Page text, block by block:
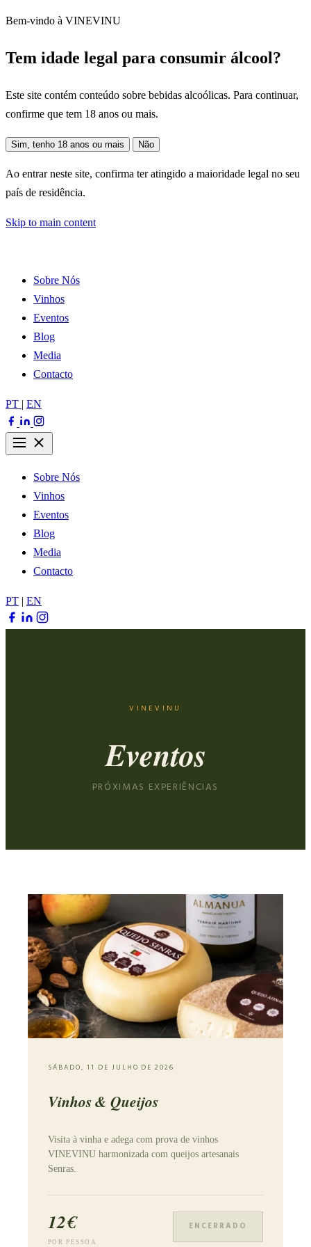
Bem-vindo à VINEVINU
Tem idade legal para consumir álcool?
Este site contém conteúdo sobre bebidas alcoólicas. Para continuar,
confirme que tem 18 anos ou mais.
Sim, tenho 18 anos ou mais Não
Ao entrar neste site, confirma ter atingido a maioridade legal no seu
país de residência.
Skip to main content
Sobre Nós
Vinhos
Eventos
Blog
Media
Contacto
PT | EN
Sobre Nós
Vinhos
Eventos
Blog
Media
Contacto
PT | EN
VINEVINU
Eventos
PRÓXIMAS EXPERIÊNCIAS
SÁBADO, 11 DE JULHO DE 2026
Vinhos & Queijos
Visita à vinha e adega com prova de vinhos
VINEVINU harmonizada com queijos artesanais
Senras.
12€
POR PESSOA
ENCERRADO